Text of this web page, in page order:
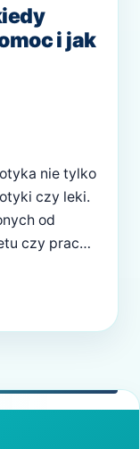
i jak
nie tylko
czy leki.
od
czy pracy.
każde
–